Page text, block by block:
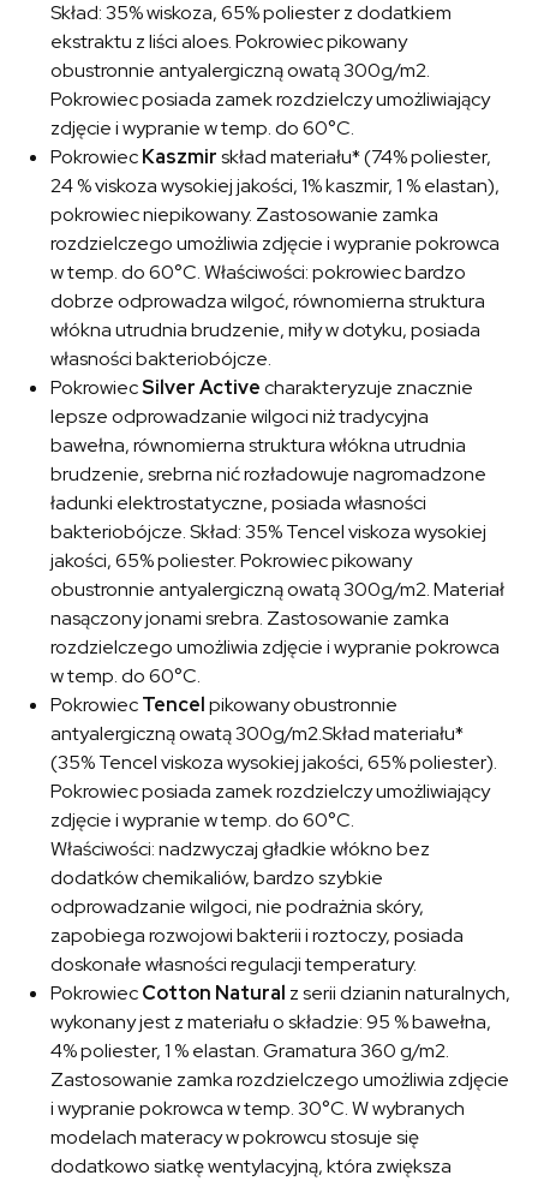
Skład: 35% wiskoza, 65% poliester z dodatkiem
ekstraktu z liści aloes. Pokrowiec pikowany
obustronnie antyalergiczną owatą 300g/m2.
Pokrowiec posiada zamek rozdzielczy umożliwiający
zdjęcie i wypranie w temp. do 60°C.
PokrowiecKaszmirskład materiału* (74% poliester,
24 % viskoza wysokiej jakości, 1% kaszmir, 1 % elastan),
pokrowiec niepikowany. Zastosowanie zamka
rozdzielczego umożliwia zdjęcie i wypranie pokrowca
w temp. do 60°C. Właściwości: pokrowiec bardzo
dobrze odprowadza wilgoć, równomierna struktura
włókna utrudnia brudzenie, miły w dotyku, posiada
własności bakteriobójcze.
PokrowiecSilver Activecharakteryzuje znacznie
lepsze odprowadzanie wilgoci niż tradycyjna
bawełna, równomierna struktura włókna utrudnia
brudzenie, srebrna nić rozładowuje nagromadzone
ładunki elektrostatyczne, posiada własności
bakteriobójcze. Skład: 35% Tencel viskoza wysokiej
jakości, 65% poliester. Pokrowiec pikowany
obustronnie antyalergiczną owatą 300g/m2. Materiał
nasączony jonami srebra. Zastosowanie zamka
rozdzielczego umożliwia zdjęcie i wypranie pokrowca
w temp. do 60°C.
PokrowiecTencelpikowany obustronnie
antyalergiczną owatą 300g/m2.Skład materiału*
(35% Tencel viskoza wysokiej jakości, 65% poliester).
Pokrowiec posiada zamek rozdzielczy umożliwiający
zdjęcie i wypranie w temp. do 60°C.
Właściwości: nadzwyczaj gładkie włókno bez
dodatków chemikaliów, bardzo szybkie
odprowadzanie wilgoci, nie podrażnia skóry,
zapobiega rozwojowi bakterii i roztoczy, posiada
doskonałe własności regulacji temperatury.
PokrowiecCotton Natural z serii dzianin naturalnych,
wykonany jest z materiału o składzie: 95 % bawełna,
4% poliester, 1 % elastan. Gramatura 360 g/m2.
Zastosowanie zamka rozdzielczego umożliwia zdjęcie
i wypranie pokrowca w temp. 30°C. W wybranych
modelach materacy w pokrowcu stosuje się
dodatkowo siatkę wentylacyjną, która zwiększa